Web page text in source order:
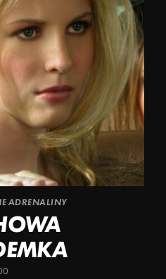
ADRENALINY